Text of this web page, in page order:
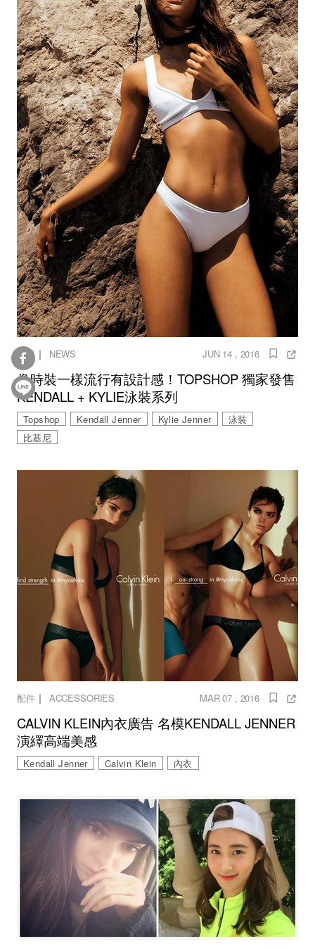
速報｜ NEWS JUN 14 , 2016
像時裝一樣流行有設計感！TOPSHOP 獨家發售
KENDALL + KYLIE泳裝系列
Topshop Kendall Jenner Kylie Jenner
泳裝
比基尼
配件｜ ACCESSORIES MAR 07 , 2016
CALVIN KLEIN內衣廣告 名模KENDALL JENNER
演繹高端美感
Kendall Jenner Calvin Klein 內衣